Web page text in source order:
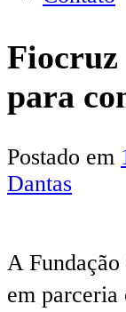
para
Postado em
Dantas
A
em parceria